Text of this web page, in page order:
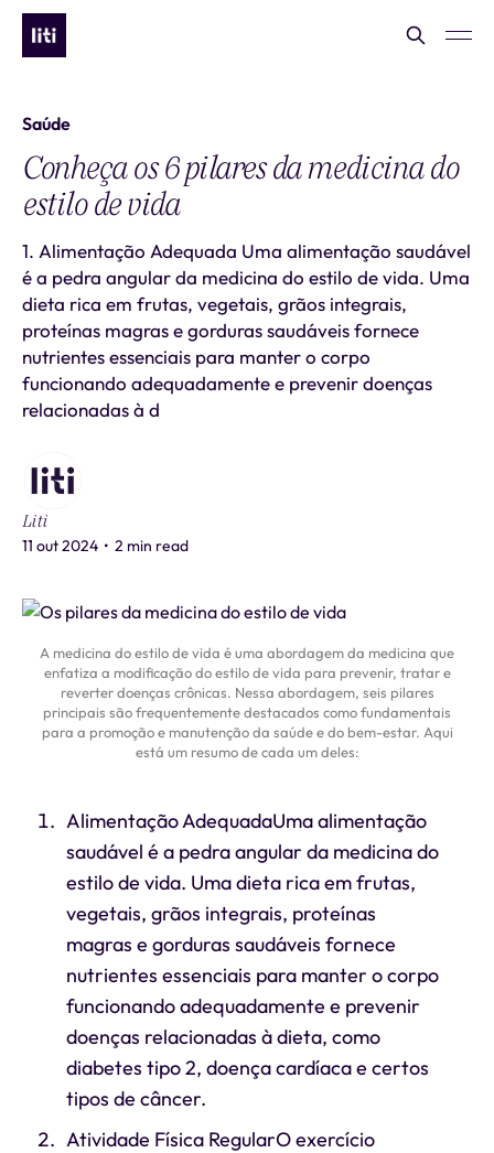
Saúde
Conheça os 6 pilares da medicina do
estilo de vida
1. Alimentação Adequada Uma alimentação saudável
é a pedra angular da medicina do estilo de vida. Uma
dieta rica em frutas, vegetais, grãos integrais,
proteínas magras e gorduras saudáveis fornece
nutrientes essenciais para manter o corpo
funcionando adequadamente e prevenir doenças
relacionadas à d
Liti
11 out 2024 • 2 min read
A medicina do estilo de vida é uma abordagem da medicina que
enfatiza a modificação do estilo de vida para prevenir, tratar e
reverter doenças crônicas. Nessa abordagem, seis pilares
principais são frequentemente destacados como fundamentais
para a promoção e manutenção da saúde e do bem-estar. Aqui
está um resumo de cada um deles:
Alimentação AdequadaUma alimentação
saudável é a pedra angular da medicina do
estilo de vida. Uma dieta rica em frutas,
vegetais, grãos integrais, proteínas
magras e gorduras saudáveis fornece
nutrientes essenciais para manter o corpo
funcionando adequadamente e prevenir
doenças relacionadas à dieta, como
diabetes tipo 2, doença cardíaca e certos
tipos de câncer.
Atividade Física RegularO exercício